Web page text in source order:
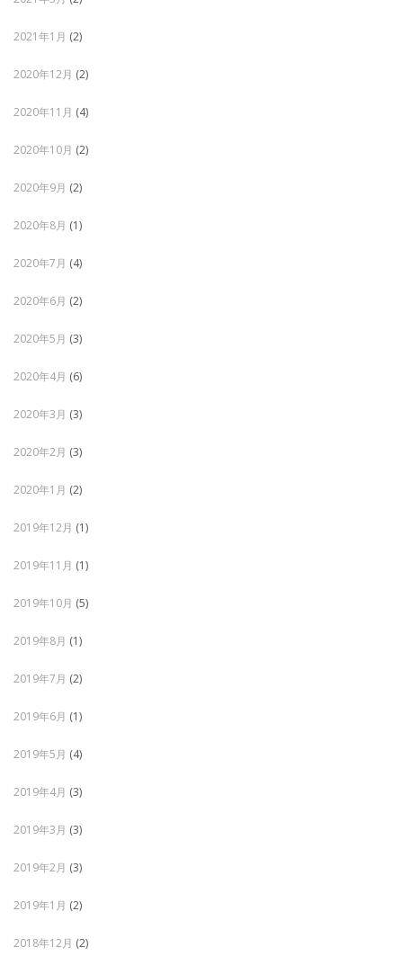
2021年1月 (2)
2020年12月 (2)
2020年11月 (4)
2020年10月 (2)
2020年9月 (2)
2020年8月 (1)
2020年7月 (4)
2020年6月 (2)
2020年5月 (3)
2020年4月 (6)
2020年3月 (3)
2020年2月 (3)
2020年1月 (2)
2019年12月 (1)
2019年11月 (1)
2019年10月 (5)
2019年8月 (1)
2019年7月 (2)
2019年6月 (1)
2019年5月 (4)
2019年4月 (3)
2019年3月 (3)
2019年2月 (3)
2019年1月 (2)
2018年12月 (2)